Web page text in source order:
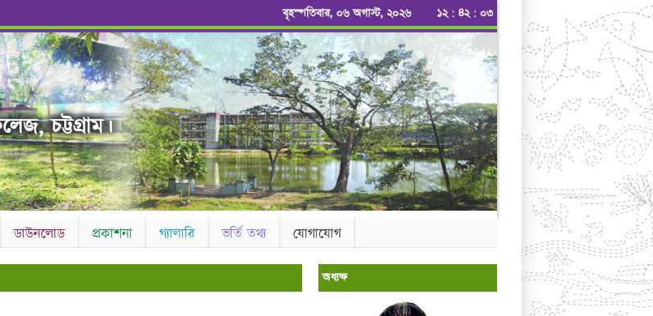
বৃহস্পতিবার, ০৬ অগাস্ট, ২০২৬ ১২ : ৪২ : ০৪
চট্টগ্রাম।
ডাউনলোড প্রকাশনা গ্যালারি ভর্তি তথ্য যোগাযোগ
অধ্যক্ষ